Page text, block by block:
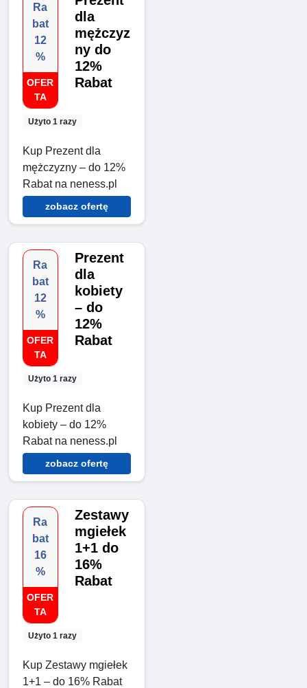
Ra
bat
12
%
OFER
TA
Użyto 1 razy
dla
mężczyz
ny do
12%
Rabat
Kup Prezent dla
mężczyzny – do 12%
Rabat na neness.pl
zobacz ofertę
Ra
bat
12
%
OFER
TA
Użyto 1 razy
Prezent
dla
kobiety
– do
12%
Rabat
Kup Prezent dla
kobiety – do 12%
Rabat na neness.pl
zobacz ofertę
Ra
bat
16
%
OFER
TA
Użyto 1 razy
Zestawy
mgiełek
1+1 do
16%
Rabat
Kup Zestawy mgiełek
1+1 – do 16% Rabat